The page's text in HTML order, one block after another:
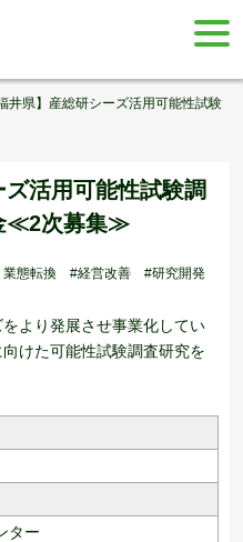
福井県】産総研シーズ活用可能性試験
ズ活用可能性試験調
≪2次募集≫
態転換 #経営改善 #研究開発
より発展させ事業化してい
けた可能性試験調査研究を
ター